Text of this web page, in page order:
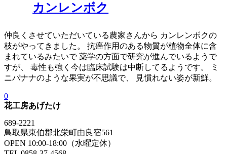
カンレンボク
仲良くさせていただいている農家さんから カンレンボクの
枝がやってきました。 抗癌作用のある物質が植物全体に含
まれているみたいで 薬学の方面で研究が進んでいるようで
すが、 毒性も強く今は臨床試験は中断してるようです。 ミ
ニバナナのような果実が不思議で、 見慣れない姿が新鮮。
0
花工房あげたけ
689-2221
鳥取県東伯郡北栄町由良宿561
OPEN 10:00-18:00（水曜定休）